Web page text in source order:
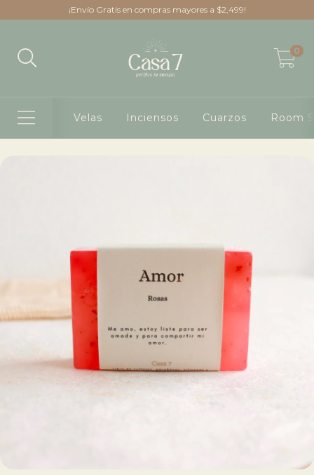
¡Envío Gratis en compras mayores a $2,499!
0
Velas Inciensos Cuarzos Room